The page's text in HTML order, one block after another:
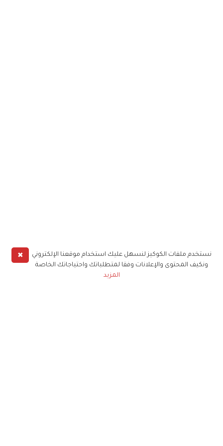
✖
نستخدم ملفات الكوكيز لنسهل عليك استخدام موقعنا الإلكتروني
ونكيف المحتوى والإعلانات وفقا لمتطلباتك واحتياجاتك الخاصة
المزيد